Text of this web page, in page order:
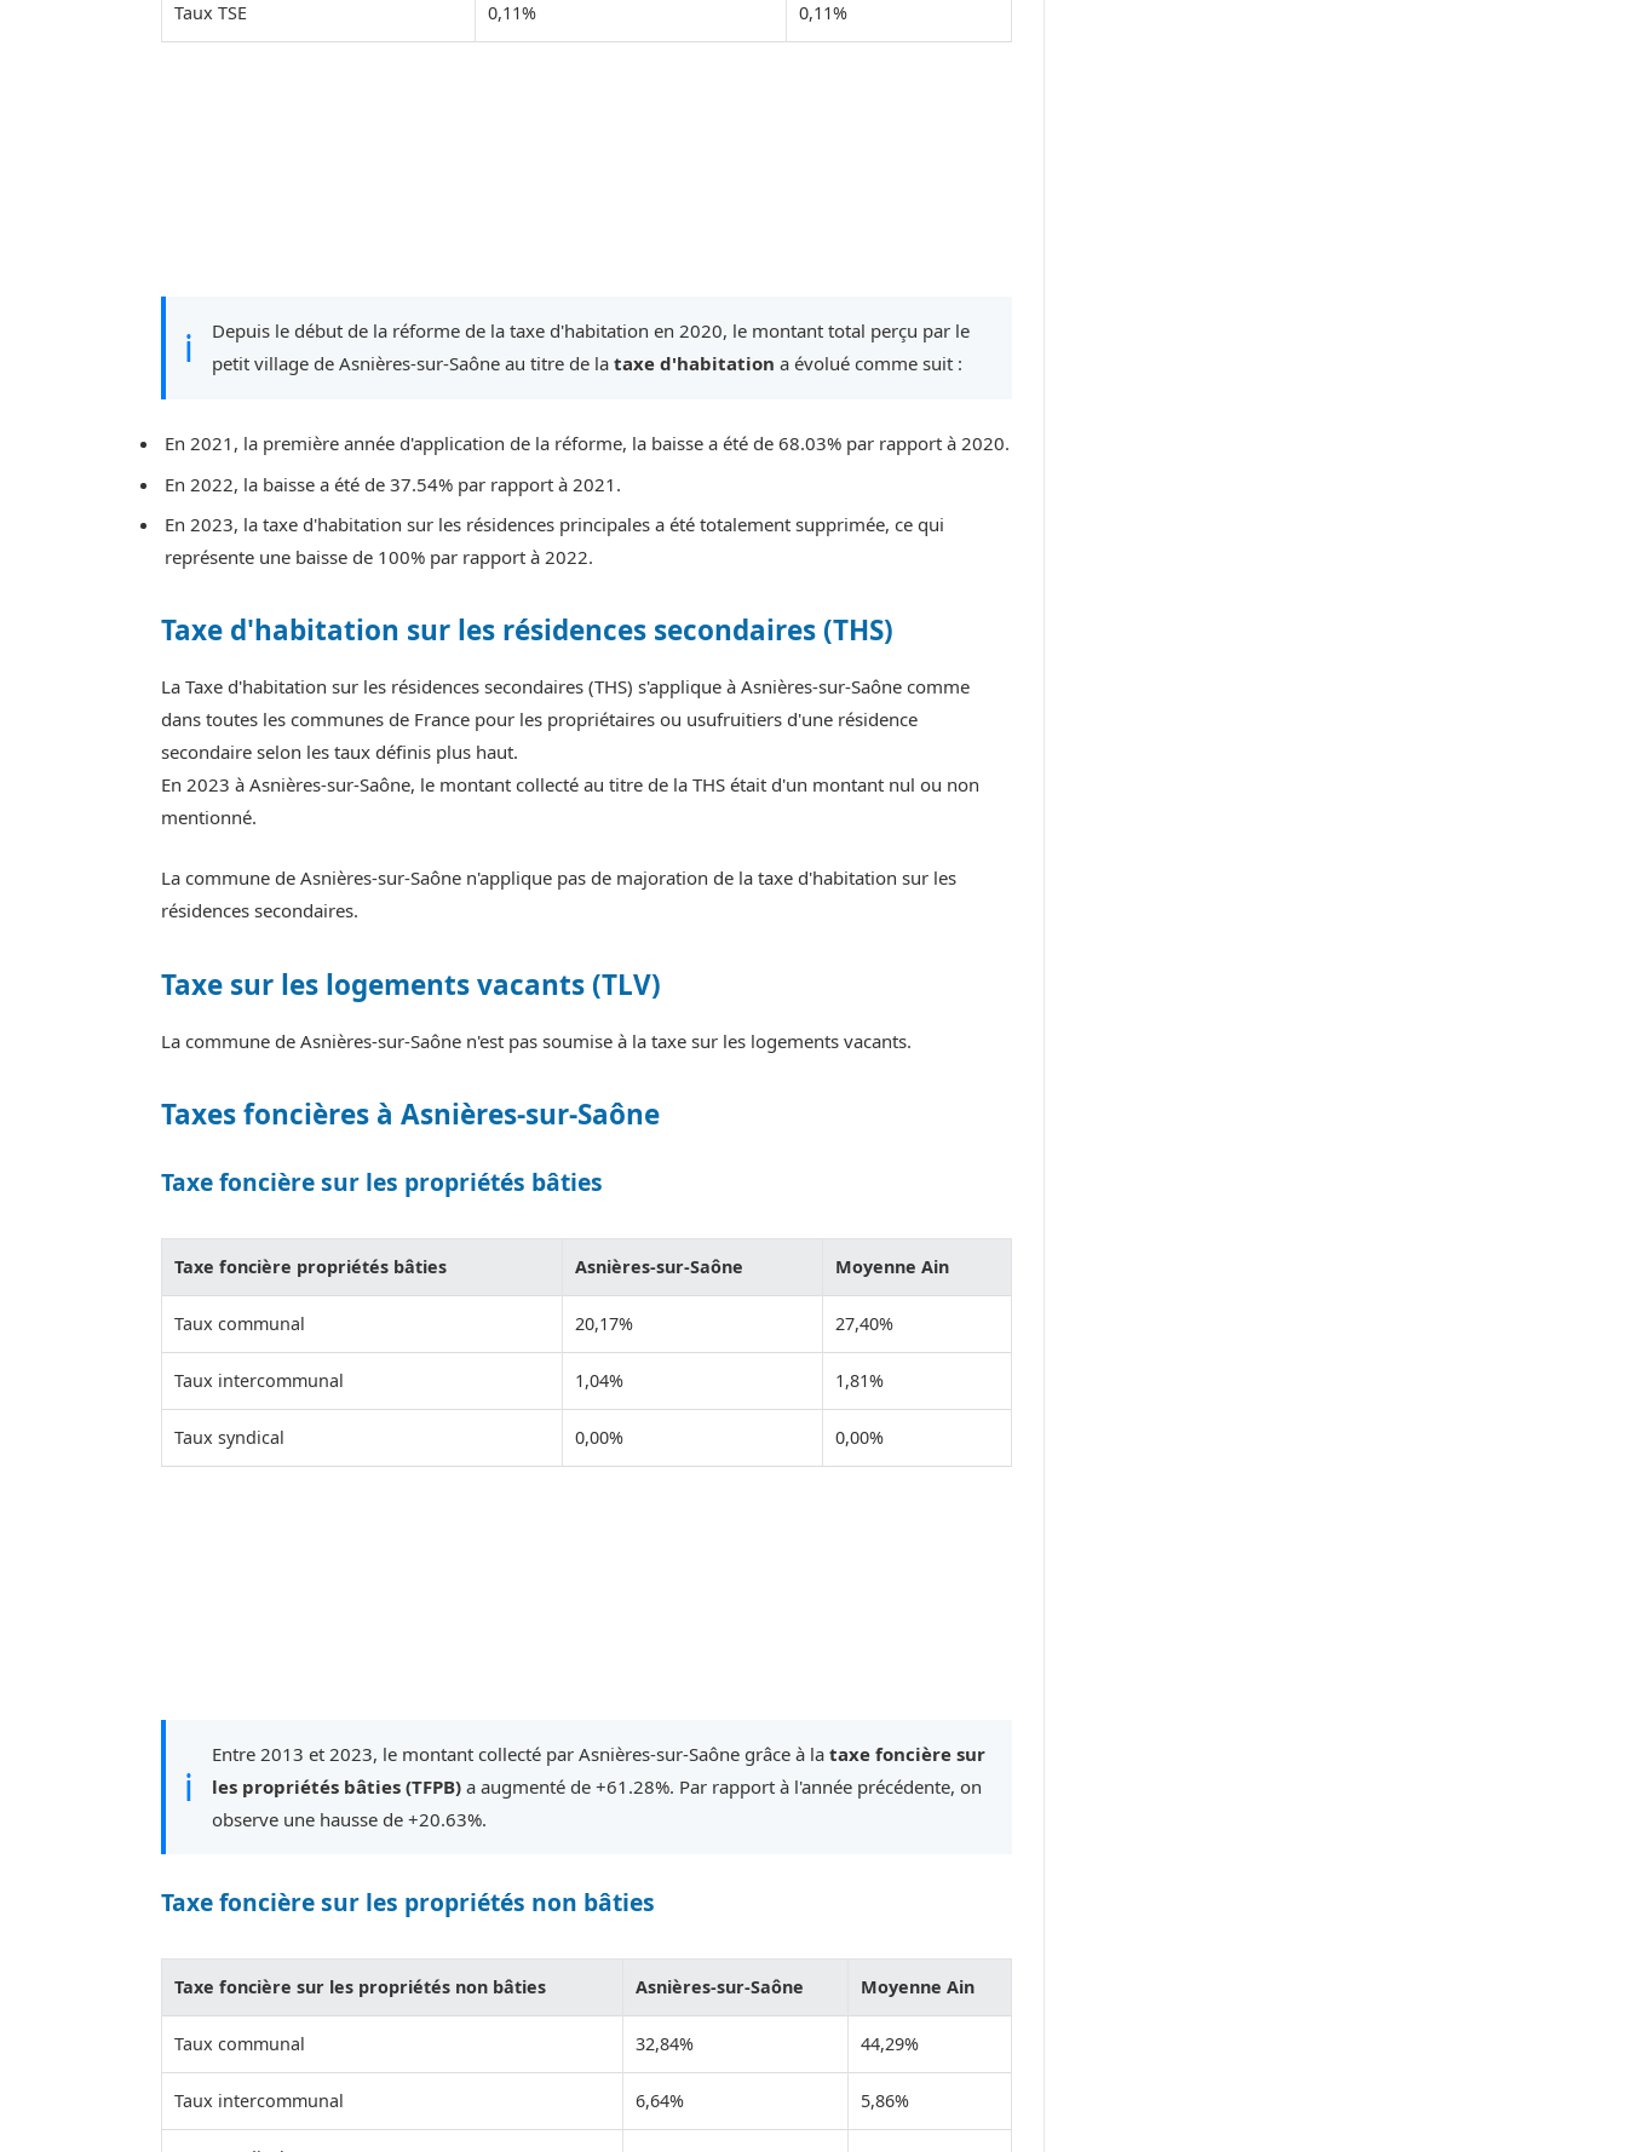
Taux TSE 0,11% 0,11%
ℹ
Depuis le début de la réforme de la taxe d'habitation en 2020, le montant total perçu par le
petit village de Asnières-sur-Saône au titre de la taxe d'habitation a évolué comme suit :
En 2021, la première année d'application de la réforme, la baisse a été de 68.03% par rapport à 2020.
En 2022, la baisse a été de 37.54% par rapport à 2021.
En 2023, la taxe d'habitation sur les résidences principales a été totalement supprimée, ce qui
représente une baisse de 100% par rapport à 2022.
Taxe d'habitation sur les résidences secondaires (THS)
La Taxe d'habitation sur les résidences secondaires (THS) s'applique à Asnières-sur-Saône comme
dans toutes les communes de France pour les propriétaires ou usufruitiers d'une résidence
secondaire selon les taux définis plus haut.
En 2023 à Asnières-sur-Saône, le montant collecté au titre de la THS était d'un montant nul ou non
mentionné.
La commune de Asnières-sur-Saône n'applique pas de majoration de la taxe d'habitation sur les
résidences secondaires.
Taxe sur les logements vacants (TLV)
La commune de Asnières-sur-Saône n'est pas soumise à la taxe sur les logements vacants.
Taxes foncières à Asnières-sur-Saône
Taxe foncière sur les propriétés bâties
Taxe foncière propriétés bâties Asnières-sur-Saône Moyenne Ain
Taux communal 20,17% 27,40%
Taux intercommunal 1,04% 1,81%
Taux syndical 0,00% 0,00%
ℹ
Entre 2013 et 2023, le montant collecté par Asnières-sur-Saône grâce à la taxe foncière sur
les propriétés bâties (TFPB) a augmenté de +61.28%. Par rapport à l'année précédente, on
observe une hausse de +20.63%.
Taxe foncière sur les propriétés non bâties
Taxe foncière sur les propriétés non bâties Asnières-sur-Saône Moyenne Ain
Taux communal 32,84% 44,29%
Taux intercommunal 6,64% 5,86%